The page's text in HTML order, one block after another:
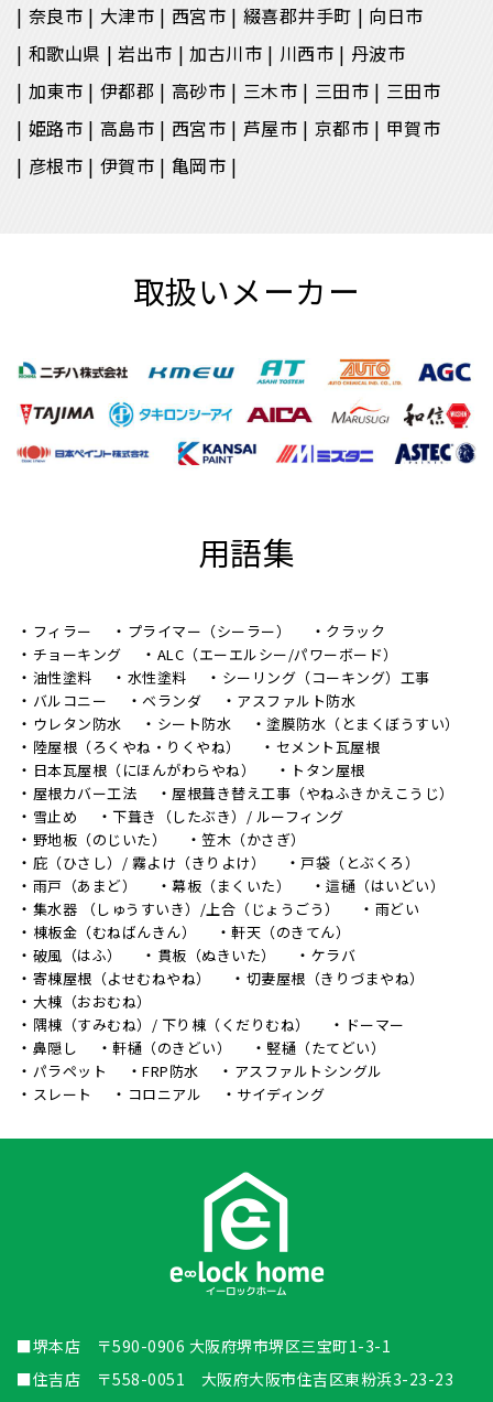
奈良市
大津市 西宮市 綴喜郡井手町
向日市
和歌山県
岩出市 加古川市 川西市
丹波市
加東市
伊都郡 高砂市 三木市 三田市
三田市
姫路市
高島市 西宮市 芦屋市 京都市
甲賀市
彦根市
伊賀市 亀岡市
取扱いメーカー
用語集
フィラー プライマー（シーラー）
クラック
チョーキング
ALC（エーエルシー/パワーボード）
油性塗料
水性塗料
シーリング（コーキング）工事
バルコニー
ベランダ
アスファルト防水
ウレタン防水
シート防水
塗膜防水（とまくぼうすい）
陸屋根（ろくやね・りくやね）
セメント瓦屋根
日本瓦屋根（にほんがわらやね）
トタン屋根
屋根カバー工法
屋根葺き替え工事（やねふきかえこうじ）
雪止め
下葺き（したぶき）/ ルーフィング
野地板（のじいた）
笠木（かさぎ）
庇（ひさし）/ 霧よけ（きりよけ）
戸袋（とぶくろ）
雨戸（あまど）
幕板（まくいた）
這樋（はいどい）
集水器 （しゅうすいき）/上合（じょうごう）
雨どい
棟板金（むねばんきん）
軒天（のきてん）
破風（はふ）
貫板（ぬきいた）
ケラバ
寄棟屋根（よせむねやね）
切妻屋根（きりづまやね）
大棟（おおむね）
隅棟（すみむね）/ 下り棟（くだりむね）
ドーマー
鼻隠し
軒樋（のきどい）
竪樋（たてどい）
パラペット
FRP防水
アスファルトシングル
スレート
コロニアル サイディング
■堺本店 〒590-0906 大阪府堺市堺区三宝町1-3-1
■住吉店 〒558-0051 大阪府大阪市住吉区東粉浜3-23-23